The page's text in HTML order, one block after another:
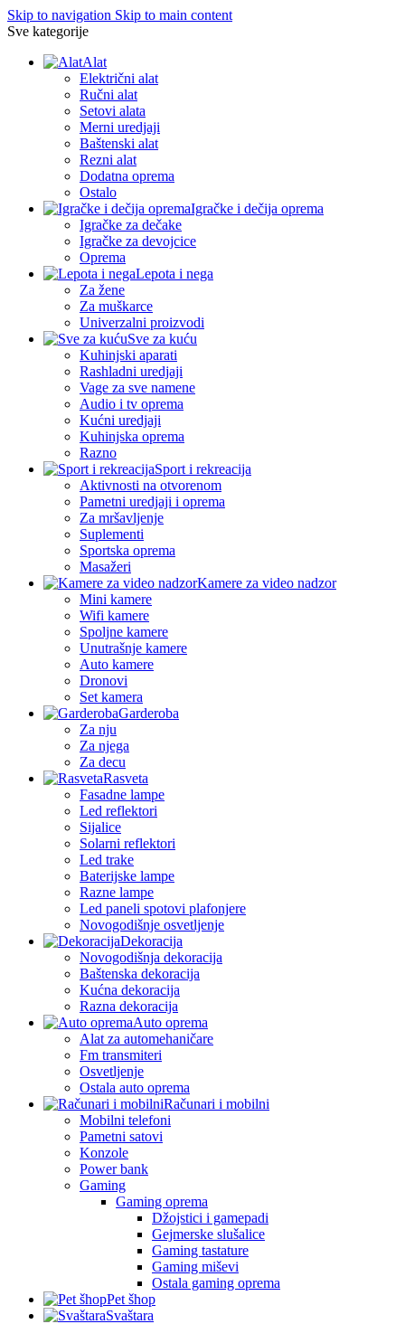
Skip to navigation Skip to main content
Sve kategorije
Alat
Električni alat
Ručni alat
Setovi alata
Merni uredjaji
Baštenski alat
Rezni alat
Dodatna oprema
Ostalo
Igračke i dečija oprema
Igračke za dečake
Igračke za devojcice
Oprema
Lepota i nega
Za žene
Za muškarce
Univerzalni proizvodi
Sve za kuću
Kuhinjski aparati
Rashladni uredjaji
Vage za sve namene
Audio i tv oprema
Kućni uredjaji
Kuhinjska oprema
Razno
Sport i rekreacija
Aktivnosti na otvorenom
Pametni uredjaji i oprema
Za mršavljenje
Suplementi
Sportska oprema
Masažeri
Kamere za video nadzor
Mini kamere
Wifi kamere
Spoljne kamere
Unutrašnje kamere
Auto kamere
Dronovi
Set kamera
Garderoba
Za nju
Za njega
Za decu
Rasveta
Fasadne lampe
Led reflektori
Sijalice
Solarni reflektori
Led trake
Baterijske lampe
Razne lampe
Led paneli spotovi plafonjere
Novogodišnje osvetljenje
Dekoracija
Novogodišnja dekoracija
Baštenska dekoracija
Kućna dekoracija
Razna dekoracija
Auto oprema
Alat za automehaničare
Fm transmiteri
Osvetljenje
Ostala auto oprema
Računari i mobilni
Mobilni telefoni
Pametni satovi
Konzole
Power bank
Gaming
Gaming oprema
Džojstici i gamepadi
Gejmerske slušalice
Gaming tastature
Gaming miševi
Ostala gaming oprema
Pet šhop
Svaštara